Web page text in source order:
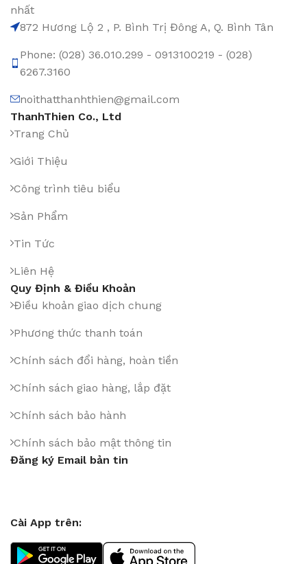
nhất
872 Hương Lộ 2 , P. Bình Trị Đông A, Q. Bình Tân
Phone: (028) 36.010.299 - 0913100219 - (028)
6267.3160
noithatthanhthien@gmail.com
ThanhThien Co., Ltd
Trang Chủ
Giới Thiệu
Công trình tiêu biểu
Sản Phẩm
Tin Tức
Liên Hệ
Quy Định & Điều Khoản
Điều khoản giao dịch chung
Phương thức thanh toán
Chính sách đổi hàng, hoàn tiền
Chính sách giao hàng, lắp đặt
Chính sách bảo hành
Chính sách bảo mật thông tin
Đăng ký Email bản tin
Cài App trên: